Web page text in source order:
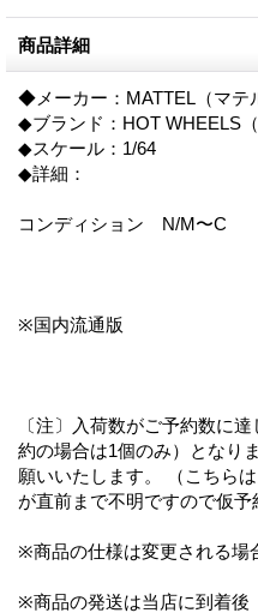
商品詳細
◆メーカー：MATTEL（マテ
◆ブランド：HOT WHEELS（
◆スケール：1/64
◆詳細：
コンディション N/M〜C
※国内流通版
〔注〕入荷数がご予約数に
約の場合は1個のみ）となり
願いいたします。 （こちら
が直前まで不明ですので仮予
※商品の仕様は変更される場
※商品の発送は当店に到着後